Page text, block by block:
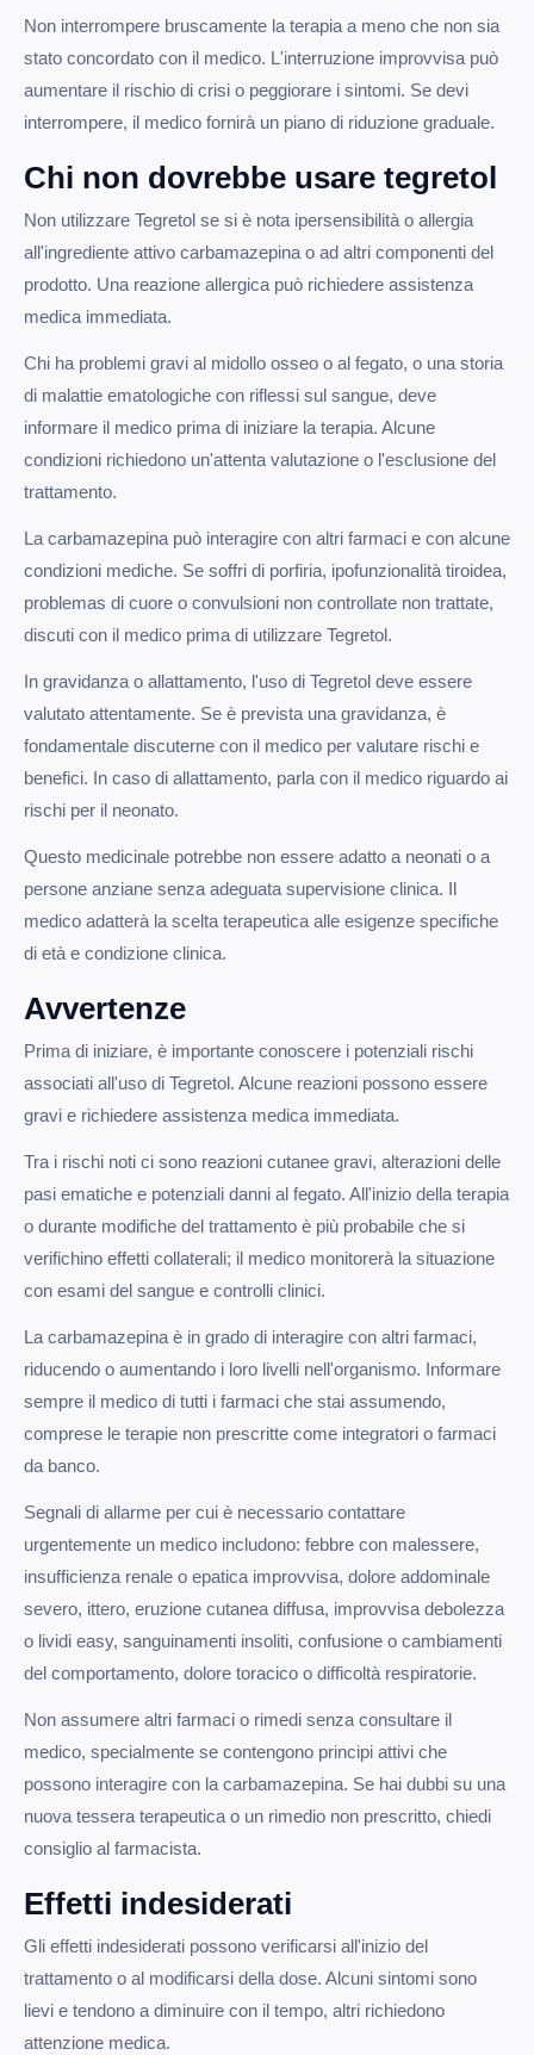
Non interrompere bruscamente la terapia a meno che non sia
stato concordato con il medico. L'interruzione improvvisa può
aumentare il rischio di crisi o peggiorare i sintomi. Se devi
interrompere, il medico fornirà un piano di riduzione graduale.
Chi non dovrebbe usare tegretol
Non utilizzare Tegretol se si è nota ipersensibilità o allergia
all'ingrediente attivo carbamazepina o ad altri componenti del
prodotto. Una reazione allergica può richiedere assistenza
medica immediata.
Chi ha problemi gravi al midollo osseo o al fegato, o una storia
di malattie ematologiche con riflessi sul sangue, deve
informare il medico prima di iniziare la terapia. Alcune
condizioni richiedono un'attenta valutazione o l'esclusione del
trattamento.
La carbamazepina può interagire con altri farmaci e con alcune
condizioni mediche. Se soffri di porfiria, ipofunzionalità tiroidea,
problemas di cuore o convulsioni non controllate non trattate,
discuti con il medico prima di utilizzare Tegretol.
In gravidanza o allattamento, l'uso di Tegretol deve essere
valutato attentamente. Se è prevista una gravidanza, è
fondamentale discuterne con il medico per valutare rischi e
benefici. In caso di allattamento, parla con il medico riguardo ai
rischi per il neonato.
Questo medicinale potrebbe non essere adatto a neonati o a
persone anziane senza adeguata supervisione clinica. Il
medico adatterà la scelta terapeutica alle esigenze specifiche
di età e condizione clinica.
Avvertenze
Prima di iniziare, è importante conoscere i potenziali rischi
associati all'uso di Tegretol. Alcune reazioni possono essere
gravi e richiedere assistenza medica immediata.
Tra i rischi noti ci sono reazioni cutanee gravi, alterazioni delle
pasi ematiche e potenziali danni al fegato. All'inizio della terapia
o durante modifiche del trattamento è più probabile che si
verifichino effetti collaterali; il medico monitorerà la situazione
con esami del sangue e controlli clinici.
La carbamazepina è in grado di interagire con altri farmaci,
riducendo o aumentando i loro livelli nell'organismo. Informare
sempre il medico di tutti i farmaci che stai assumendo,
comprese le terapie non prescritte come integratori o farmaci
da banco.
Segnali di allarme per cui è necessario contattare
urgentemente un medico includono: febbre con malessere,
insufficienza renale o epatica improvvisa, dolore addominale
severo, ittero, eruzione cutanea diffusa, improvvisa debolezza
o lividi easy, sanguinamenti insoliti, confusione o cambiamenti
del comportamento, dolore toracico o difficoltà respiratorie.
Non assumere altri farmaci o rimedi senza consultare il
medico, specialmente se contengono principi attivi che
possono interagire con la carbamazepina. Se hai dubbi su una
nuova tessera terapeutica o un rimedio non prescritto, chiedi
consiglio al farmacista.
Effetti indesiderati
Gli effetti indesiderati possono verificarsi all'inizio del
trattamento o al modificarsi della dose. Alcuni sintomi sono
lievi e tendono a diminuire con il tempo, altri richiedono
attenzione medica.